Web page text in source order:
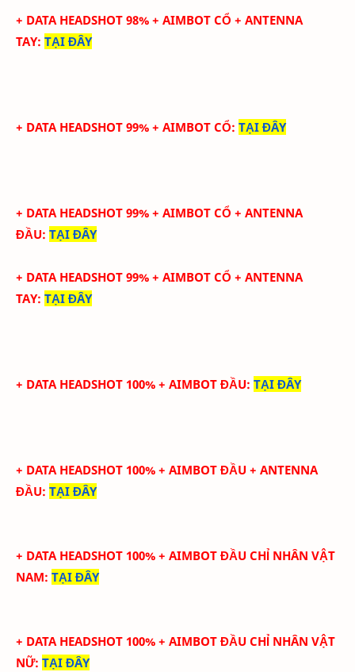
+ DATA HEADSHOT 98% + AIMBOT CỔ + ANTENNA
TAY: TẠI ĐÂY
+ DATA HEADSHOT 99% + AIMBOT CỔ: TẠI ĐÂY
+ DATA HEADSHOT 99% + AIMBOT CỔ + ANTENNA
ĐẦU: TẠI ĐÂY
+ DATA HEADSHOT 99% + AIMBOT CỔ + ANTENNA
TAY: TẠI ĐÂY
+ DATA HEADSHOT 100% + AIMBOT ĐẦU: TẠI ĐÂY
+ DATA HEADSHOT 100% + AIMBOT ĐẦU + ANTENNA
ĐẦU: TẠI ĐÂY
+ DATA HEADSHOT 100% + AIMBOT ĐẦU CHỈ NHÂN VẬT
NAM: TẠI ĐÂY
+ DATA HEADSHOT 100% + AIMBOT ĐẦU CHỈ NHÂN VẬT
NỮ: TẠI ĐÂY